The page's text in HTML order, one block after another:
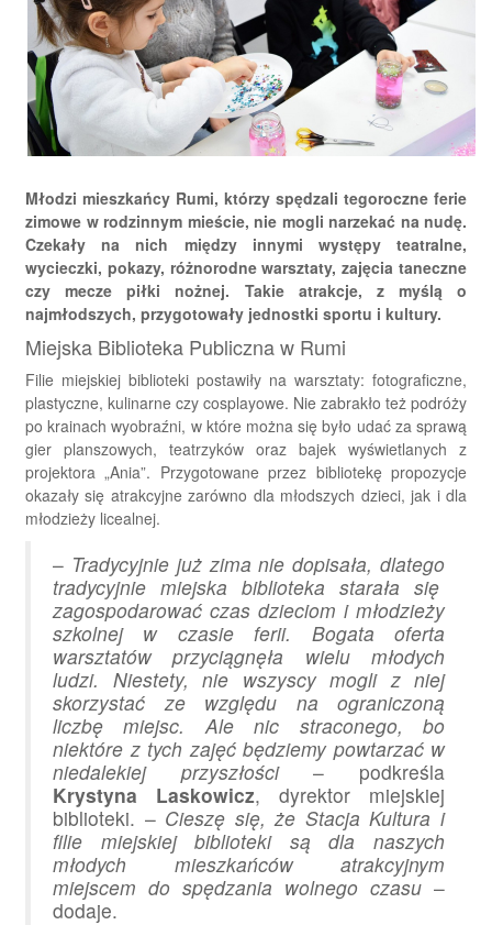
Młodzi mieszkańcy Rumi, którzy spędzali tegoroczne ferie
zimowe w rodzinnym mieście, nie mogli narzekać na nudę.
Czekały na nich między innymi występy teatralne,
wycieczki, pokazy, różnorodne warsztaty, zajęcia taneczne
czy mecze piłki nożnej. Takie atrakcje, z myślą o
najmłodszych, przygotowały jednostki sportu i kultury.
Miejska Biblioteka Publiczna w Rumi
Filie miejskiej biblioteki postawiły na warsztaty: fotograficzne,
plastyczne, kulinarne czy cosplayowe. Nie zabrakło też podróży
po krainach wyobraźni, w które można się było udać za sprawą
gier planszowych, teatrzyków oraz bajek wyświetlanych z
projektora „Ania”. Przygotowane przez bibliotekę propozycje
okazały się atrakcyjne zarówno dla młodszych dzieci, jak i dla
młodzieży licealnej.
– Tradycyjnie już zima nie dopisała, dlatego
tradycyjnie miejska biblioteka starała się
zagospodarować czas dzieciom i młodzieży
szkolnej w czasie ferii. Bogata oferta
warsztatów przyciągnęła wielu młodych
ludzi. Niestety, nie wszyscy mogli z niej
skorzystać ze względu na ograniczoną
liczbę miejsc. Ale nic straconego, bo
niektóre z tych zajęć będziemy powtarzać w
niedalekiej przyszłości– podkreśla
Krystyna Laskowicz, dyrektor miejskiej
biblioteki. – Cieszę się, że Stacja Kultura i
filie miejskiej biblioteki są dla naszych
młodych mieszkańców atrakcyjnym
miejscem do spędzania wolnego czasu –
dodaje.